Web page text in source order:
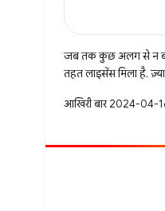
जब तक कुछ अलग से न
तहत लाइसेंस मिला है.
आखिरी बार 2024-04-